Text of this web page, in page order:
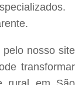
pelo nosso site
transformar